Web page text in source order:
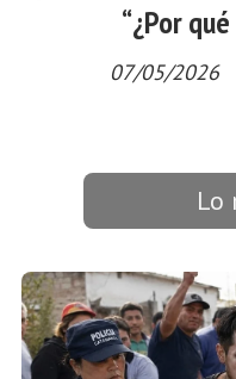
“¿Por
07/05/2026
Lo